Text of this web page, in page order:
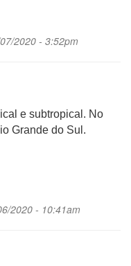
2020 - 3:52pm
e subtropical. No
Grande do Sul.
2020 - 10:41am